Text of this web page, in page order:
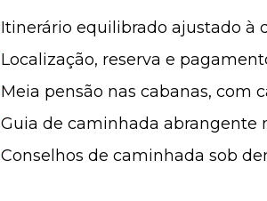
Itinerário equilibrado ajustado à
Localização, reserva e
Meia pensão nas cabanas, com
Guia de caminhada abrangente
Conselhos de caminhada sob